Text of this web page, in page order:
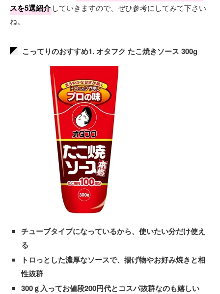
スを5選紹介 していきますので、ぜひ参考にしてみて下さい
ね。
こってりのおすすめ1. オタフク たこ焼きソース 300g
チューブタイプになっているから、使いたい分だけ使え
る
トロっとした濃厚なソースで、揚げ物やお好み焼きと相
性抜群
300ｇ入ってお値段200円代とコスパ抜群なのも嬉しい